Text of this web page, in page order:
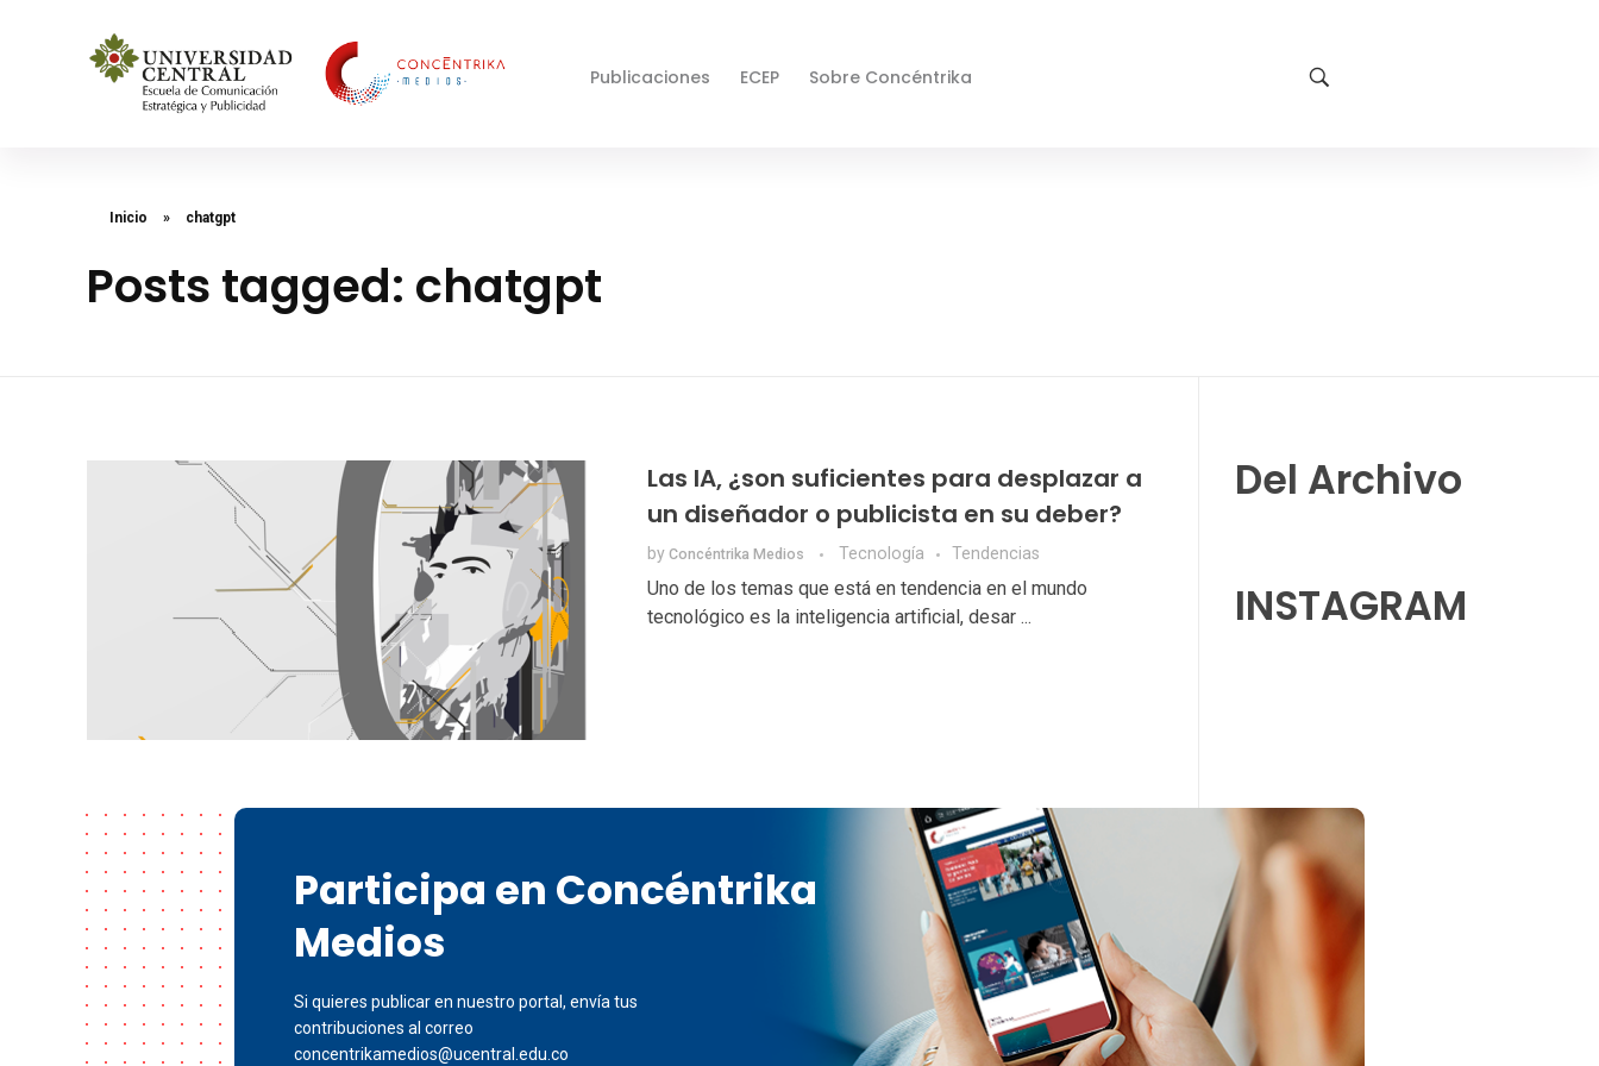
Publicaciones ECEP Sobre Concéntrika
Inicio » chatgpt
Posts tagged: chatgpt
Las IA, ¿son suficientes para desplazar a
un diseñador o publicista en su deber?
by Concéntrika Medios Tecnologí­a Tendencias
Uno de los temas que está en tendencia en el mundo
tecnológico es la inteligencia artificial, desar ...
Del Archivo
INSTAGRAM
Participa en Concéntrika
Medios
Si quieres publicar en nuestro portal, envía tus
contribuciones al correo
concentrikamedios@ucentral.edu.co